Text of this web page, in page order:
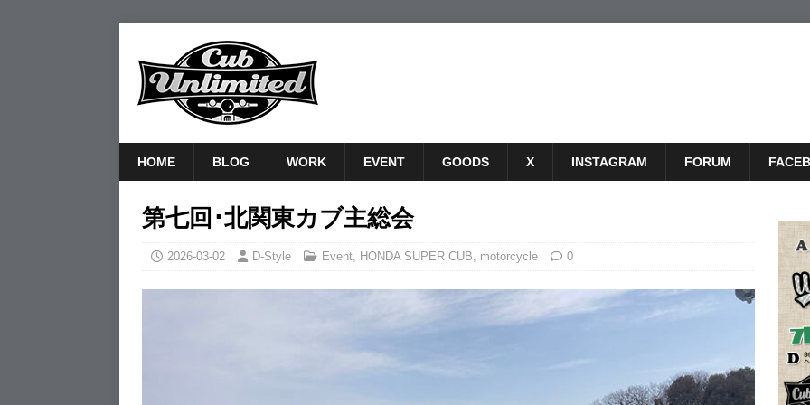
HOME BLOG WORK EVENT GOODS X INSTAGRAM FORUM
第七回･北関東カブ主総会
2026-03-02 D-Style Event, HONDA SUPER CUB, motorcycle 0